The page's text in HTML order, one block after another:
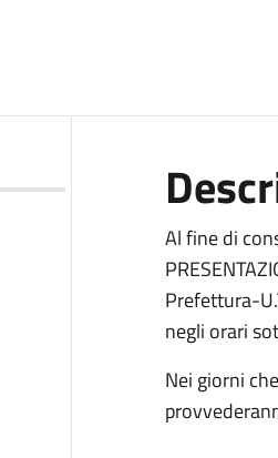
Al fine di
Prefettura-
negli orari
Nei giorni